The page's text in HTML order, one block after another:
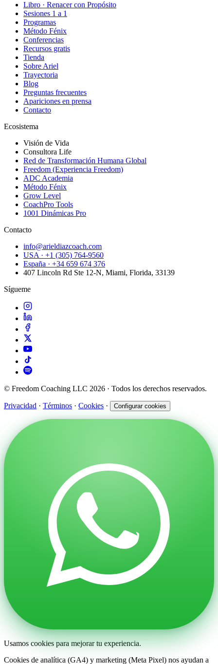
Libro · Renacer con Propósito
Sesiones 1 a 1
Programas
Método Fénix
Conferencias
Recursos gratis
Tienda
Sobre Ariel
Trayectoria
Blog
Preguntas frecuentes
Apariciones en prensa
Contacto
Ecosistema
Visión de Vida
Consultora Life
Red de Transformación Humana Global
Freedom (Experiencia Freedom)
ADC Academia
Método Fénix
Grow Level
CoachPro Tools
1001 Dinámicas Pro
Contacto
info@arieldiazcoach.com
USA · +1 (305) 764-9560
España · +34 659 674 376
407 Lincoln Rd Ste 12-N, Miami, Florida, 33139
Sígueme
© Freedom Coaching LLC 2026 · Todos los derechos reservados.
Privacidad · Términos · Cookies · Configurar cookies
Usamos cookies para mejorar tu experiencia.
Cookies de analítica (GA4) y marketing (Meta Pixel) nos ayudan a